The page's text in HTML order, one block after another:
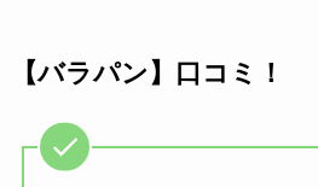
【バラパン】口コミ！